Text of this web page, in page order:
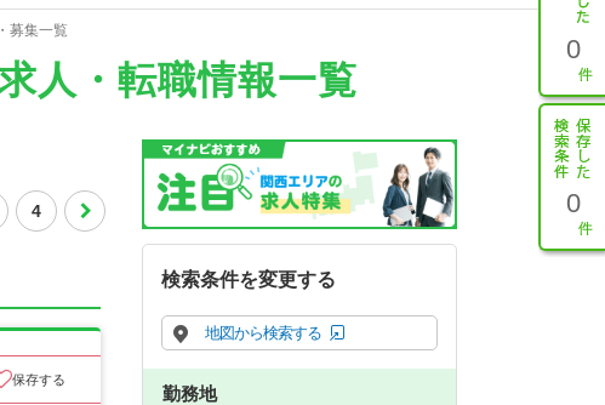
0
0
募集一覧
人・転職情報一覧
4
保存する
検索条件を変更する
地図から検索する
勤務地